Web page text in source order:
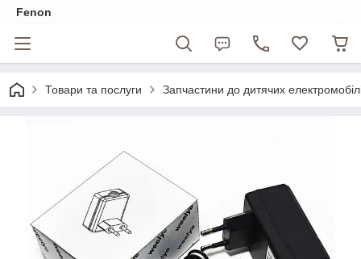
Fenon
Товари та послуги Запчастини до дитячих